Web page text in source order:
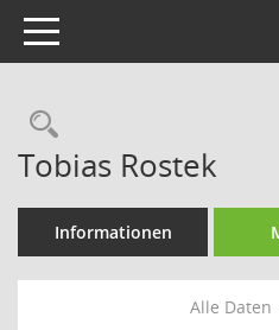
Toggle navigation
Tobias Rostek
Informationen
Alle Daten